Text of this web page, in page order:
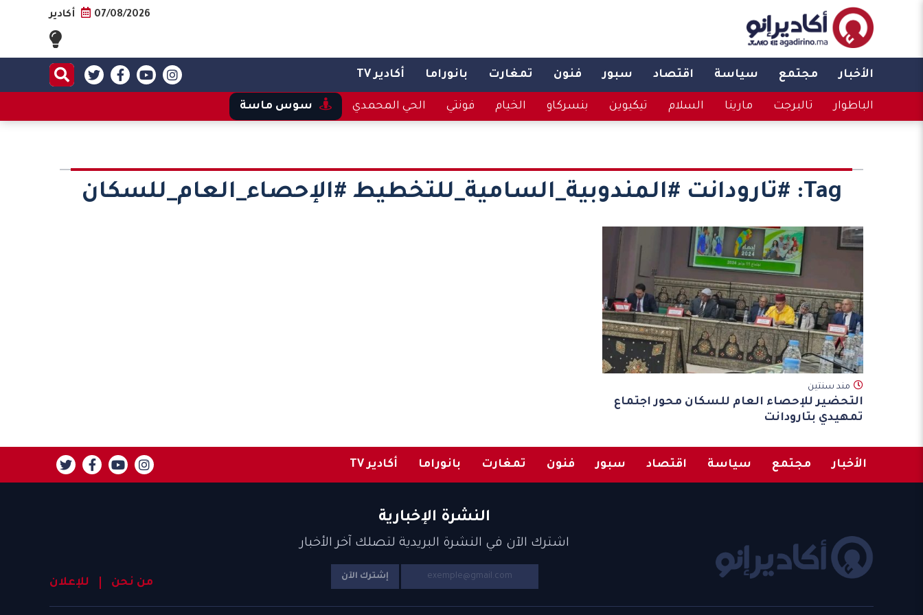
07/08/2026 أكادير
الأخبار مجتمع سياسة اقتصاد سبور فنون تمغارت بانوراما أكادير TV
الباطوار تالبرجت مارينا السلام تيكيوين بنسركاو الخيام فونتي الحي المحمدي سوس ماسة
Tag: #تارودانت #المندوبية_السامية_للتخطيط #الإحصاء_العام_للسكان
مند سنتين
التحضير للإحصاء العام للسكان محور اجتماع
تمهيدي بتارودانت
الأخبار مجتمع سياسة اقتصاد سبور فنون تمغارت بانوراما أكادير TV
النشرة الإخبارية
اشترك الآن في النشرة البريدية لتصلك آخر الأخبار
إشترك الآن من نحن للإعلان